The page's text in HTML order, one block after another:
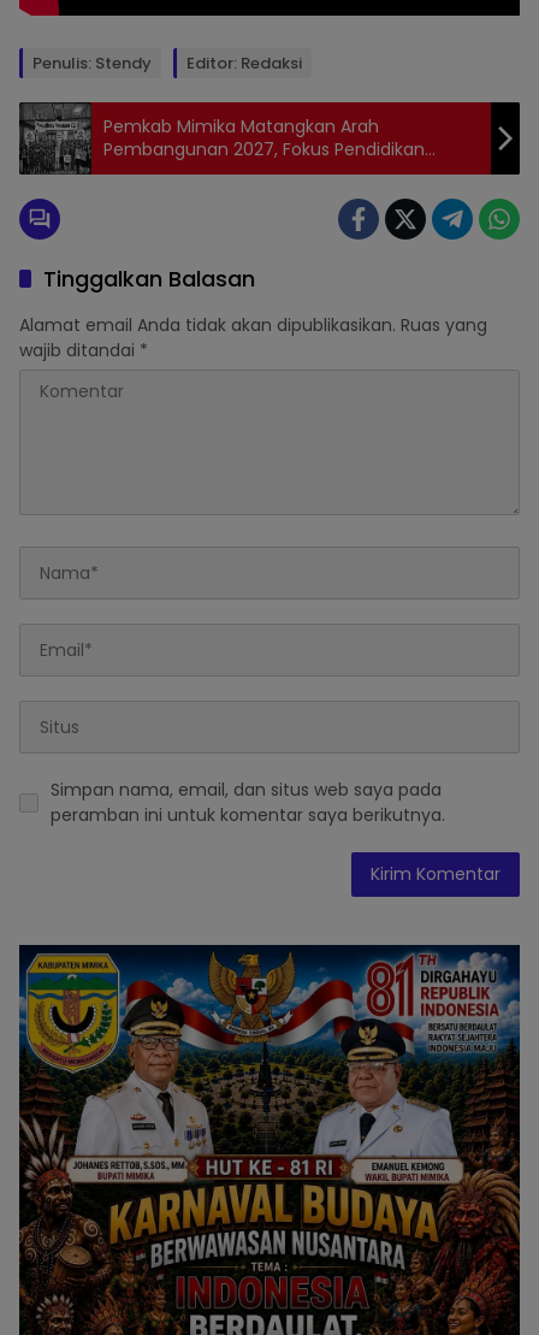
Penulis: Stendy Editor: Redaksi
Pemkab Mimika Matangkan Arah
Pembangunan 2027, Fokus Pendidikan
hingga Konektivitas Wilayah
Tinggalkan Balasan
Alamat email Anda tidak akan dipublikasikan. Ruas yang
wajib ditandai *
Simpan nama, email, dan situs web saya pada
peramban ini untuk komentar saya berikutnya.